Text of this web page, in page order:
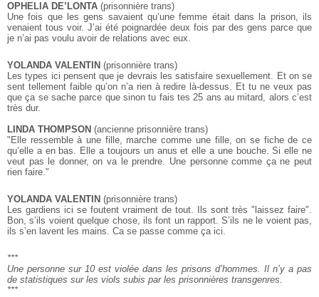
OPHELIA DE’LONTA (prisonnière trans)
Une fois que les gens savaient qu’une femme était dans la prison, ils
venaient tous voir. J’ai été poignardée deux fois par des gens parce que
je n’ai pas voulu avoir de relations avec eux.
YOLANDA VALENTIN (prisonnière trans)
Les types ici pensent que je devrais les satisfaire sexuellement. Et on se
sent tellement faible qu’on n’a rien à redire là-dessus. Et tu ne veux pas
que ça se sache parce que sinon tu fais tes 25 ans au mitard, alors c’est
très dur.
LINDA THOMPSON (ancienne prisonnière trans)
"Elle ressemble à une fille, marche comme une fille, on se fiche de ce
qu’elle a en bas. Elle a toujours un anus et elle a une bouche. Si elle ne
veut pas le donner, on va le prendre. Une personne comme ça ne peut
rien faire."
YOLANDA VALENTIN (prisonnière trans)
Les gardiens ici se foutent vraiment de tout. Ils sont très "laissez faire".
Bon, s’ils voient quelque chose, ils font un rapport. S’ils ne le voient pas,
ils s’en lavent les mains. Ca se passe comme ça ici.
***
Une personne sur 10 est violée dans les prisons d’hommes. Il n’y a pas
de statistiques sur les viols subis par les prisonnières transgenres.
***